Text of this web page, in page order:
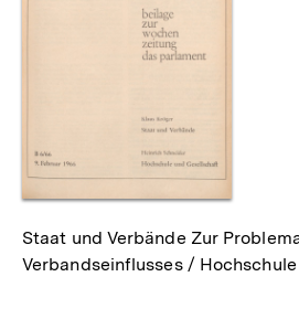
Staat und Verbände Zur
Verbandseinflusses /